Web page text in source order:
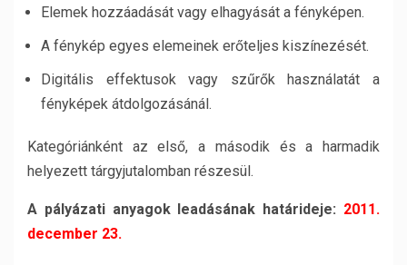
Elemek hozzáadását vagy elhagyását a fényképen.
A fénykép egyes elemeinek erőteljes kiszínezését.
Digitális effektusok vagy szűrők használatát a
fényképek átdolgozásánál.
Kategóriánként az első, a második és a harmadik
helyezett tárgyjutalomban részesül.
A pályázati anyagok leadásának határideje: 2011.
december 23.